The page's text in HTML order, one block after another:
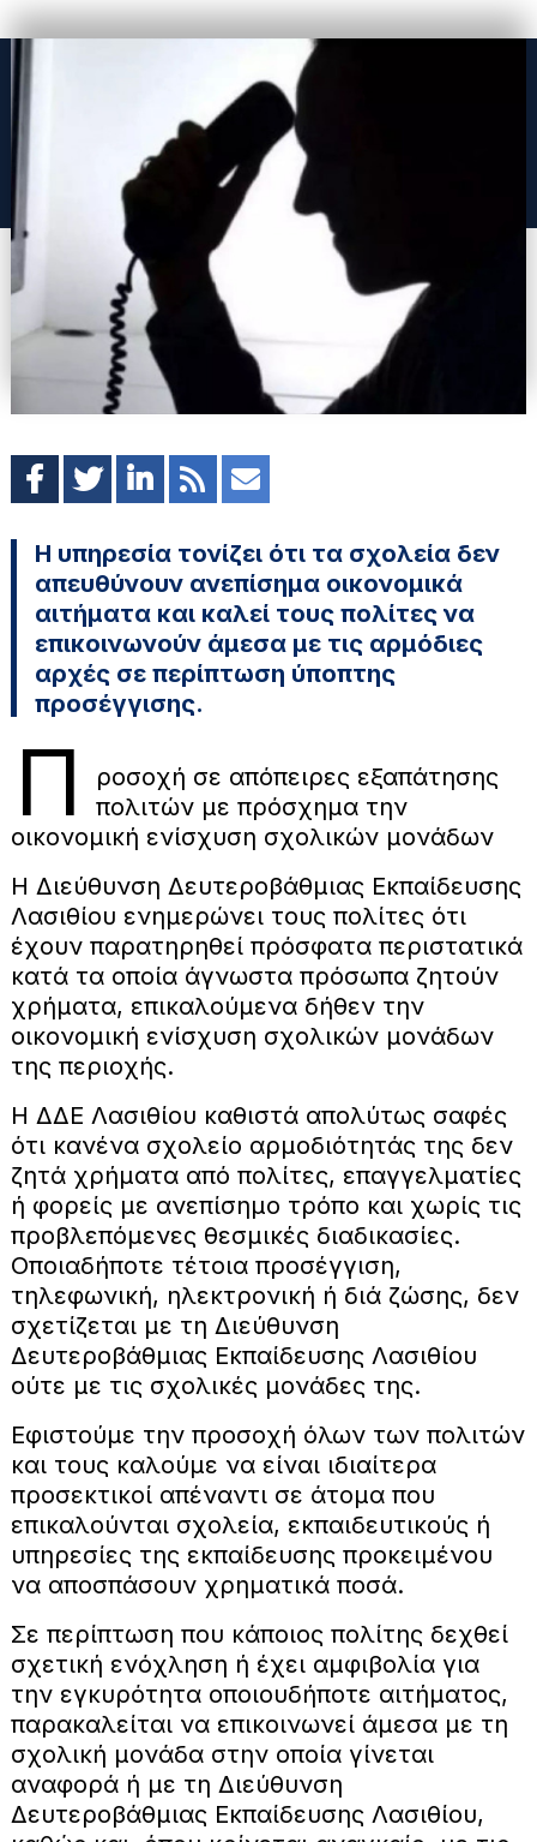
Η υπηρεσία τονίζει ότι τα σχολεία δεν
απευθύνουν ανεπίσημα οικονομικά
αιτήματα και καλεί τους πολίτες να
επικοινωνούν άμεσα με τις αρμόδιες
αρχές σε περίπτωση ύποπτης
προσέγγισης.
Π
ροσοχή σε απόπειρες εξαπάτησης
πολιτών με πρόσχημα την
οικονομική ενίσχυση σχολικών μονάδων
Η Διεύθυνση Δευτεροβάθμιας Εκπαίδευσης
Λασιθίου ενημερώνει τους πολίτες ότι
έχουν παρατηρηθεί πρόσφατα περιστατικά
κατά τα οποία άγνωστα πρόσωπα ζητούν
χρήματα, επικαλούμενα δήθεν την
οικονομική ενίσχυση σχολικών μονάδων
της περιοχής.
Η ΔΔΕ Λασιθίου καθιστά απολύτως σαφές
ότι κανένα σχολείο αρμοδιότητάς της δεν
ζητά χρήματα από πολίτες, επαγγελματίες
ή φορείς με ανεπίσημο τρόπο και χωρίς τις
προβλεπόμενες θεσμικές διαδικασίες.
Οποιαδήποτε τέτοια προσέγγιση,
τηλεφωνική, ηλεκτρονική ή διά ζώσης, δεν
σχετίζεται με τη Διεύθυνση
Δευτεροβάθμιας Εκπαίδευσης Λασιθίου
ούτε με τις σχολικές μονάδες της.
Εφιστούμε την προσοχή όλων των πολιτών
και τους καλούμε να είναι ιδιαίτερα
προσεκτικοί απέναντι σε άτομα που
επικαλούνται σχολεία, εκπαιδευτικούς ή
υπηρεσίες της εκπαίδευσης προκειμένου
να αποσπάσουν χρηματικά ποσά.
Σε περίπτωση που κάποιος πολίτης δεχθεί
σχετική ενόχληση ή έχει αμφιβολία για
την εγκυρότητα οποιουδήποτε αιτήματος,
παρακαλείται να επικοινωνεί άμεσα με τη
σχολική μονάδα στην οποία γίνεται
αναφορά ή με τη Διεύθυνση
Δευτεροβάθμιας Εκπαίδευσης Λασιθίου,